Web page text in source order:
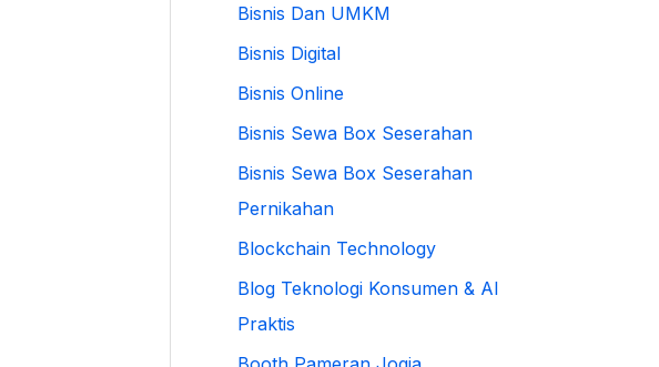
Bisnis Dan UMKM
Bisnis Digital
Bisnis Online
Bisnis Sewa Box Seserahan
Bisnis Sewa Box Seserahan
Pernikahan
Blockchain Technology
Blog Teknologi Konsumen & AI
Praktis